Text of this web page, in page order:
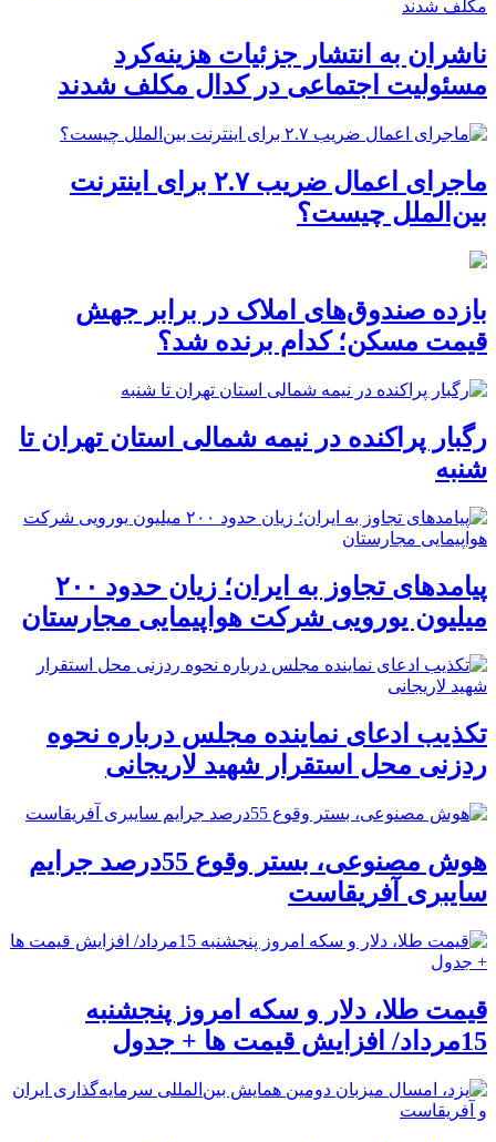
ناشران به انتشار جزئیات هزینه‌کرد
مسئولیت اجتماعی در کدال مکلف شدند
ماجرای اعمال ضریب ۲.۷ برای اینترنت
بین‌الملل چیست؟
بازده صندوق‌های املاک در برابر جهش
قیمت مسکن؛ کدام برنده شد؟
رگبار پراکنده در نیمه شمالی استان تهران تا
شنبه
پیامدهای تجاوز به ایران؛ زیان حدود ۲۰۰
میلیون یورویی شرکت هواپیمایی مجارستان
تکذیب ادعای نماینده مجلس درباره نحوه
ردزنی محل استقرار شهید لاریجانی
هوش مصنوعی، بستر وقوع 55درصد جرایم
سایبری آفریقاست
قیمت طلا، دلار و سکه امروز پنجشنبه
15مرداد/ افزایش قیمت ها + جدول